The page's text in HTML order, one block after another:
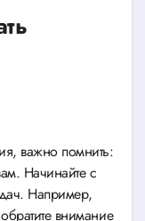
важно помнить:
Начинайте с
Например,
внимание